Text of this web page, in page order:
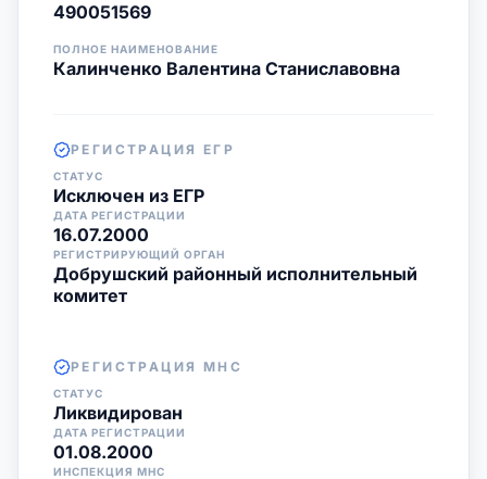
490051569
ПОЛНОЕ НАИМЕНОВАНИЕ
Калинченко Валентина Станиславовна
РЕГИСТРАЦИЯ ЕГР
СТАТУС
Исключен из ЕГР
ДАТА РЕГИСТРАЦИИ
16.07.2000
РЕГИСТРИРУЮЩИЙ ОРГАН
Добрушский районный исполнительный
комитет
РЕГИСТРАЦИЯ МНС
СТАТУС
Ликвидирован
ДАТА РЕГИСТРАЦИИ
01.08.2000
ИНСПЕКЦИЯ МНС